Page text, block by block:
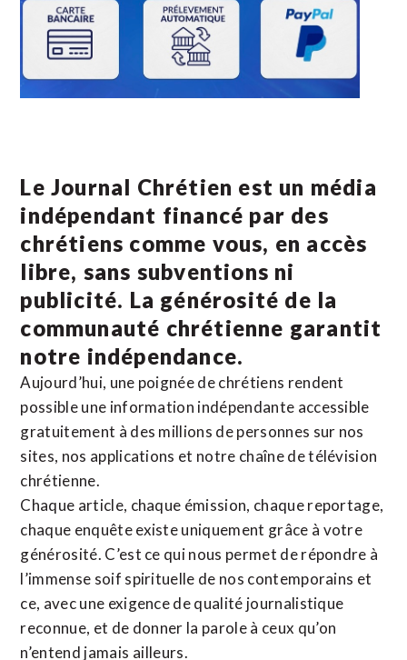
Le Journal Chrétien est un média
indépendant financé par des
chrétiens comme vous, en accès
libre, sans subventions ni
publicité. La générosité de la
communauté chrétienne garantit
notre indépendance.
Aujourd’hui, une poignée de chrétiens rendent
possible une information indépendante accessible
gratuitement à des millions de personnes sur nos
sites, nos applications et notre chaîne de télévision
chrétienne.
Chaque article, chaque émission, chaque reportage,
chaque enquête existe uniquement grâce à votre
générosité. C’est ce qui nous permet de répondre à
l’immense soif spirituelle de nos contemporains et
ce, avec une exigence de qualité journalistique
reconnue, et de donner la parole à ceux qu’on
n’entend jamais ailleurs.